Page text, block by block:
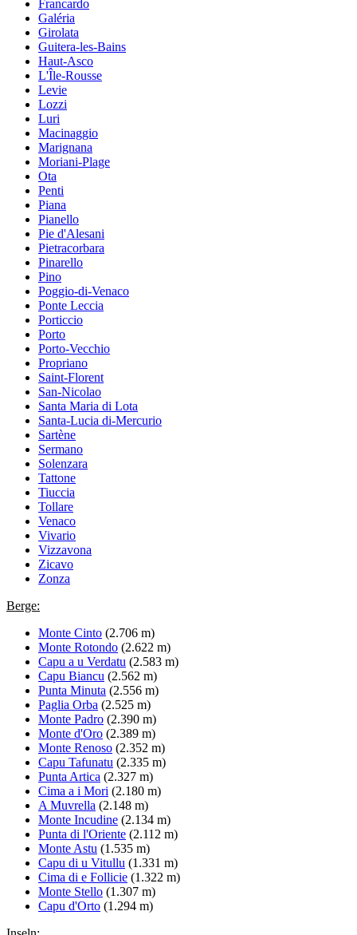
Francardo
Galéria
Girolata
Guitera-les-Bains
Haut-Asco
L'Île-Rousse
Levie
Lozzi
Luri
Macinaggio
Marignana
Moriani-Plage
Ota
Penti
Piana
Pianello
Pie d'Alesani
Pietracorbara
Pinarello
Pino
Poggio-di-Venaco
Ponte Leccia
Porticcio
Porto
Porto-Vecchio
Propriano
Saint-Florent
San-Nicolao
Santa Maria di Lota
Santa-Lucia di-Mercurio
Sartène
Sermano
Solenzara
Tattone
Tiuccia
Tollare
Venaco
Vivario
Vizzavona
Zicavo
Zonza
Berge:
Monte Cinto (2.706 m)
Monte Rotondo (2.622 m)
Capu a u Verdatu (2.583 m)
Capu Biancu (2.562 m)
Punta Minuta (2.556 m)
Paglia Orba (2.525 m)
Monte Padro (2.390 m)
Monte d'Oro (2.389 m)
Monte Renoso (2.352 m)
Capu Tafunatu (2.335 m)
Punta Artica (2.327 m)
Cima a i Mori (2.180 m)
A Muvrella (2.148 m)
Monte Incudine (2.134 m)
Punta di l'Oriente (2.112 m)
Monte Astu (1.535 m)
Capu di u Vitullu (1.331 m)
Cima di e Follicie (1.322 m)
Monte Stello (1.307 m)
Capu d'Orto (1.294 m)